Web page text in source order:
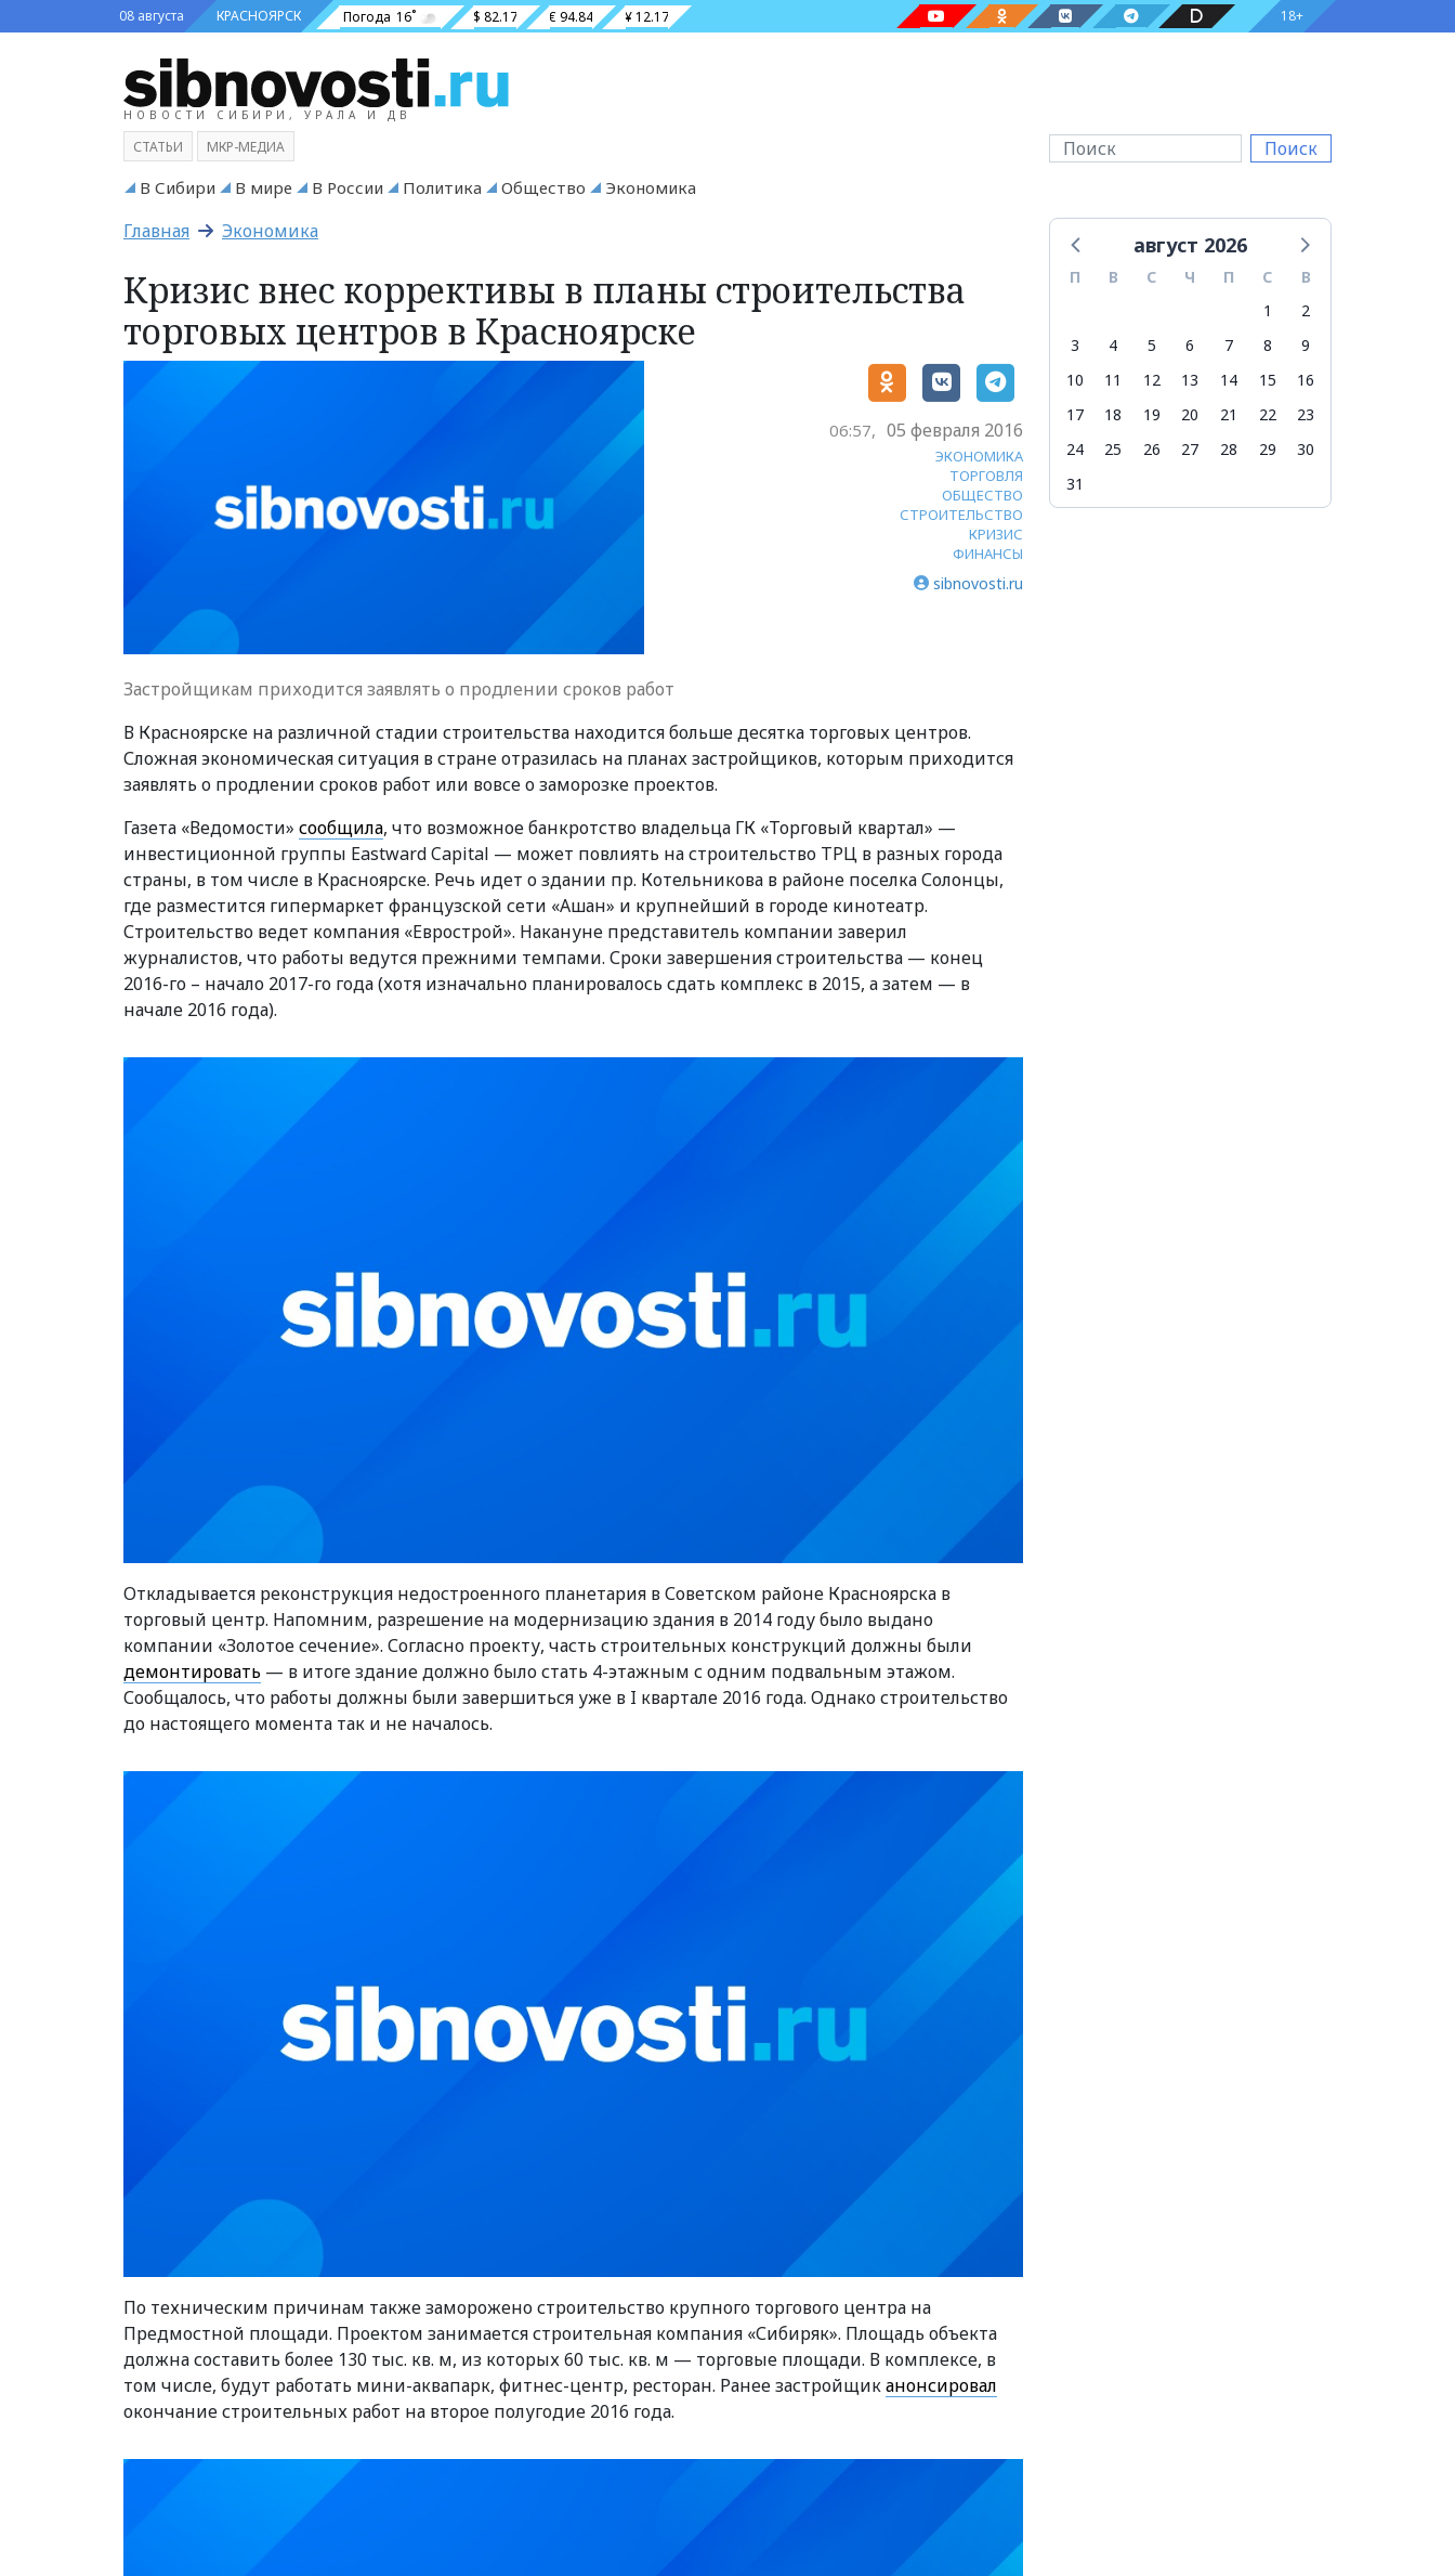
08 августа КРАСНОЯРСК Погода 16˚ $ 82.17 € 94.84 ¥ 12.17 18+
НОВОСТИ СИБИРИ, УРАЛА И ДВ
Поиск
СТАТЬИ МКР-МЕДИА
В Сибири В мире В России Политика Общество Экономика
Главная Экономика
Кризис внес коррективы в планы строительства
торговых центров в Красноярске
06:57, 05 февраля 2016
ЭКОНОМИКА
ТОРГОВЛЯ
ОБЩЕСТВО
СТРОИТЕЛЬСТВО
КРИЗИС
ФИНАНСЫ
sibnovosti.ru
Застройщикам приходится заявлять о продлении сроков работ
В Красноярске на различной стадии строительства находится больше десятка торговых центров.
Сложная экономическая ситуация в стране отразилась на планах застройщиков, которым приходится
заявлять о продлении сроков работ или вовсе о заморозке проектов.
Газета «Ведомости» сообщила, что возможное банкротство владельца ГК «Торговый квартал» —
инвестиционной группы Eastward Capital — может повлиять на строительство ТРЦ в разных города
страны, в том числе в Красноярске. Речь идет о здании пр. Котельникова в районе поселка Солонцы,
где разместится гипермаркет французской сети «Ашан» и крупнейший в городе кинотеатр.
Строительство ведет компания «Еврострой». Накануне представитель компании заверил
журналистов, что работы ведутся прежними темпами. Сроки завершения строительства — конец
2016-го – начало 2017-го года (хотя изначально планировалось сдать комплекс в 2015, а затем — в
начале 2016 года).
Откладывается реконструкция недостроенного планетария в Советском районе Красноярска в
торговый центр. Напомним, разрешение на модернизацию здания в 2014 году было выдано
компании «Золотое сечение». Согласно проекту, часть строительных конструкций должны были
демонтировать — в итоге здание должно было стать 4-этажным с одним подвальным этажом.
Сообщалось, что работы должны были завершиться уже в I квартале 2016 года. Однако строительство
до настоящего момента так и не началось.
По техническим причинам также заморожено строительство крупного торгового центра на
Предмостной площади. Проектом занимается строительная компания «Сибиряк». Площадь объекта
должна составить более 130 тыс. кв. м, из которых 60 тыс. кв. м — торговые площади. В комплексе, в
том числе, будут работать мини-аквапарк, фитнес-центр, ресторан. Ранее застройщиканонсировал
окончание строительных работ на второе полугодие 2016 года.
август 2026
П В С Ч П С
В
1
2
3
4 5 6 7 8
9
10
11 12 13 14 15
16
17
18 19 20 21 22
23
24
25 26 27 28 29
30
31